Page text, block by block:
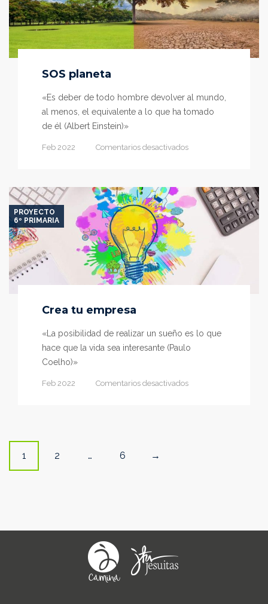
SOS planeta
«Es deber de todo hombre devolver al mundo,
al menos, el equivalente a lo que ha tomado
de él (Albert Einstein)»
Feb 2022 Comentarios desactivadosen
PROYECTO
6º PRIMARIA
Crea tu empresa
«La posibilidad de realizar un sueño es lo que
hace que la vida sea interesante (Paulo
Coelho)»
Feb 2022 Comentarios desactivadosen
Posts
navigation
1 2 … 6 →